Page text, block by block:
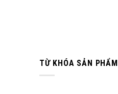
TỪ KHÓA SẢN PHẨM